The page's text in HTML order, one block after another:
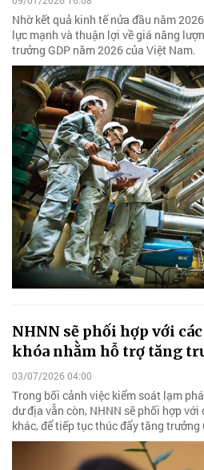
Nhờ kết quả kinh tế nửa đầu năm
lực mạnh và thuận lợi về giá năng
trưởng GDP năm 2026 của Việt Nam.
NHNN sẽ phối hợp với
khóa nhằm hỗ trợ tăng
03/07/2026 04:00
Trong bối cảnh việc kiểm soát lạm
dư địa vẫn còn, NHNN sẽ phối hợp
khác, để tiếp tục thúc đẩy tăng trưởng